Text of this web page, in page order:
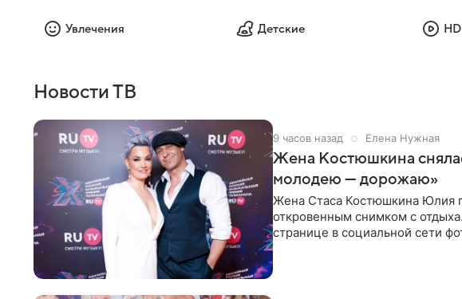
Увлечения Детские HD
Новости ТВ
9 часов назад Елена Нужная
Жена Костюшкина
молодею — дорожаю»
Жена Стаса Костюшкина Юлия
откровенным снимком с
странице в социальной сети